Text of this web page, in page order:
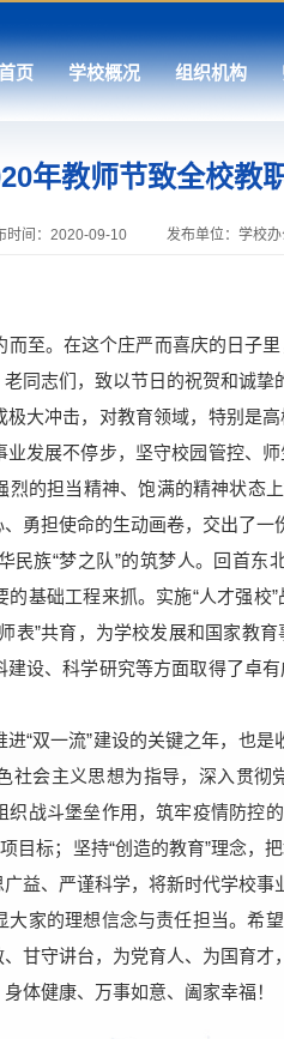
页 学校概况 组织机构
年教师节致全校教
时间：2020-09-10 发布单位：学校
。在这个庄严而喜庆的日子
同志们，致以节日的祝贺和诚挚
冲击，对教育领域，特别是
发展不停步，坚守校园管控、
的担当精神、饱满的精神状态
勇担使命的生动画卷，交出了一
族“梦之队”的筑梦人。回首东
基础工程来抓。实施“人才强
表”共育，为学校发展和国家教
设、科学研究等方面取得了卓
一流”建设的关键之年，也是
社会主义思想为指导，深入贯
战斗堡垒作用，筑牢疫情防控
目标；坚持“创造的教育”理念
益、严谨科学，将新时代学校事
的理想信念与责任担当。希望
甘守讲台，为党育人、为国育
健康、万事如意、阖家幸福！